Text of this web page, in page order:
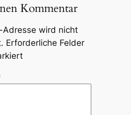
Kommentar
Adresse wird nicht
Erforderliche Felder